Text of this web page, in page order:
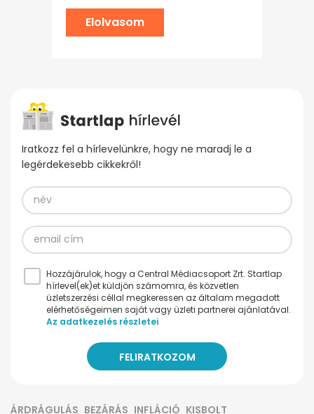
Elolvasom
Iratkozz fel a hírlevelünkre, hogy ne maradj le a
legérdekesebb cikkekről!
Hozzájárulok, hogy a Central Médiacsoport Zrt. Startlap
hírlevel(ek)et küldjön számomra, és közvetlen
üzletszerzési céllal megkeressen az általam megadott
elérhetőségeimen saját vagy üzleti partnerei ajánlatával.
Az adatkezelés részletei
ÁRDRÁGULÁS BEZÁRÁS INFLÁCIÓ KISBOLT